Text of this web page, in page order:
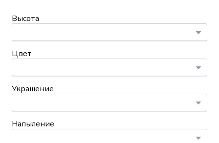
Высота
Цвет
Украшение
Напыление